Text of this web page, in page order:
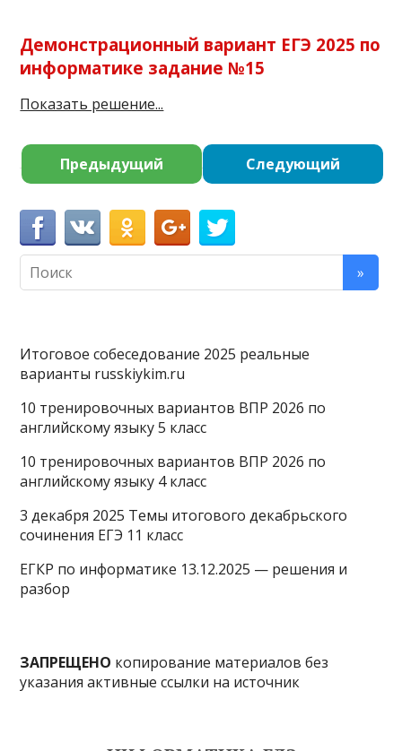
Демонстрационный вариант ЕГЭ 2025 по
информатике задание №15
Показать решение...
Предыдущий Следующий
Итоговое собеседование 2025 реальные
варианты russkiykim.ru
10 тренировочных вариантов ВПР 2026 по
английскому языку 5 класс
10 тренировочных вариантов ВПР 2026 по
английскому языку 4 класс
3 декабря 2025 Темы итогового декабрьского
сочинения ЕГЭ 11 класс
ЕГКР по информатике 13.12.2025 — решения и
разбор
ЗАПРЕЩЕНО копирование материалов без
указания активные ссылки на источник